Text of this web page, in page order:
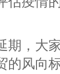
期，大
的风向